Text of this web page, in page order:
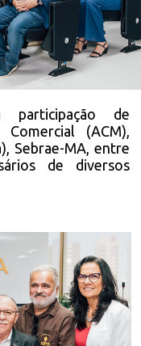
de
(ACM),
Sebrae-MA, entre
de diversos